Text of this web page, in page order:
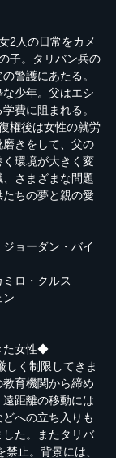
2人の日常をカメ
子。タリバン兵の
警護にあたる。
少年。父はエシ
費に阻まれる。
権後は女性の就労
きをして、父の
環境が大きく変
さまざまな問題
ちの夢と親の愛
ョーダン・バイ
ロ・クルス
ン
た女性◆
しく制限してきま
育機関から締め
距離の移動には
への立ち入りも
た。またタリバ
止。背景には、